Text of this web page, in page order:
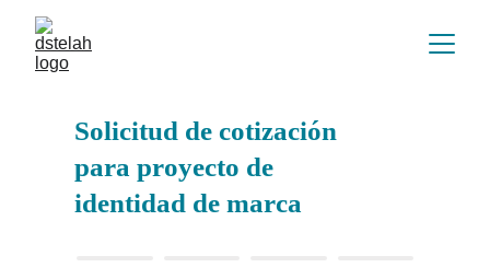
Solicitud de cotización
para proyecto de
identidad de marca